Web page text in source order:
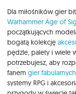
Dla miłośników gier
Warhammer Age of
początkujących
bogatą kolekcję
pędzle, palety i wiele
potrzebujesz, aby
fanem gier fabularnych
systemy RPG i